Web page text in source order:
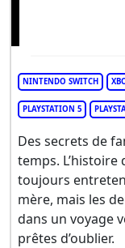
NINTENDO SWITCH
PLAYSTATION 5
Des secrets de
temps. L’histoire
toujours
mère, mais les
dans un voyage
prêtes d’oublier.